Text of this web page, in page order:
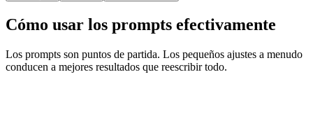
Cómo usar los prompts efectivamente
Los prompts son puntos de partida. Los pequeños ajustes a menudo
conducen a mejores resultados que reescribir todo.